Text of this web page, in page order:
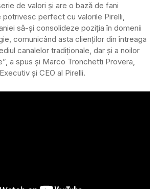
de valori și are o bază de fani
potrivesc perfect cu valorile Pirelli,
să-și consolideze poziția în domenii
comunicând asta clienților din întreaga
canalelor tradiționale, dar și a noilor
a spus și Marco Tronchetti Provera,
și CEO al Pirelli.